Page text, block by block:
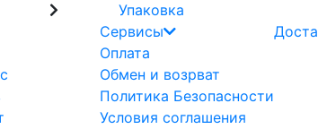
Упаковка
Сервисы
Оплата
Обмен и возрват
Политика Безопасности
Условия соглашения